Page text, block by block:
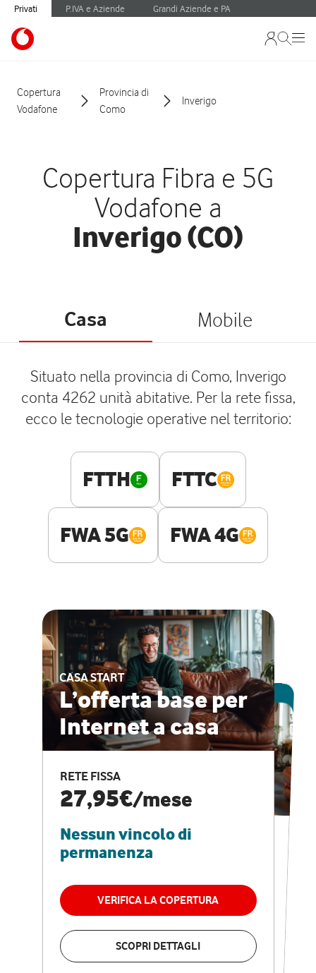
Privati P.IVA e Aziende Grandi Aziende e PA
Copertura
Vodafone
Provincia di
Como
Inverigo
Copertura Fibra e 5G
Vodafone a
Inverigo (CO)
Casa Mobile
Situato nella provincia di Como, Inverigo
conta 4262 unità abitative. Per la rete fissa,
ecco le tecnologie operative nel territorio:
FTTH FTTC
FWA 5G FWA 4G
CASA START
L’offerta base per
Internet a casa
RETE FISSA
27,95€/mese
Nessun vincolo di
permanenza
VERIFICA LA COPERTURA
SCOPRI DETTAGLI
ESCLUSIVA ONLINE
CASA PRO
Internet veloce e
vantaggi speciali
RETE FISSA + VODAFONE CLUB
29,95€
permanenza
VERIFICA LA COPERTURA